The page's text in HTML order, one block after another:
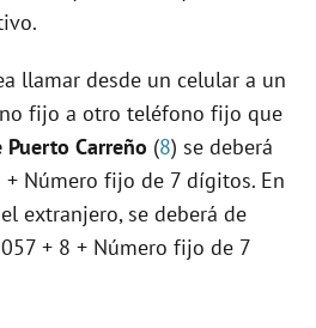
llamar desde un celular a un
fijo a otro teléfono fijo que
Carreño (8) se deberá
Número fijo de 7 dígitos. En
extranjero, se deberá de
+ 8 + Número fijo de 7